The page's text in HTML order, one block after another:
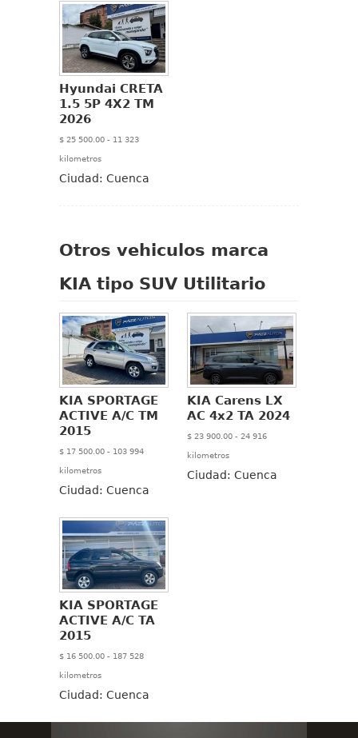
Hyundai CRETA
1.5 5P 4X2 TM
2026
$ 25 500.00 - 11 323
kilometros
Ciudad: Cuenca
Otros vehiculos marca
KIA tipo SUV Utilitario
KIA SPORTAGE
ACTIVE A/C TM
2015
$ 17 500.00 - 103 994
kilometros
Ciudad: Cuenca
KIA Carens LX
AC 4x2 TA 2024
$ 23 900.00 - 24 916
kilometros
Ciudad: Cuenca
KIA SPORTAGE
ACTIVE A/C TA
2015
$ 16 500.00 - 187 528
kilometros
Ciudad: Cuenca